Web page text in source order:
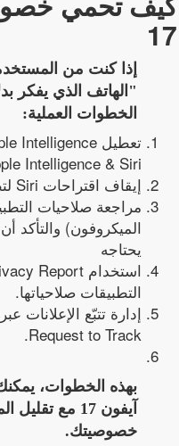
17
إذا كنت من
"الهاتف الذي يفكر
الخطوات العملية:
Intelligence & Siri.
إيقاف اقتراحات Siri لتطبيقات معينة من قائمة الإعدادات.
مراجعة صلاحيات
الميكروفون)
يحتاجه
التطبيقات صلاحياتها.
Request to Track.
بهذه الخطوات،
آيفون 17 مع
خصوصيتك.